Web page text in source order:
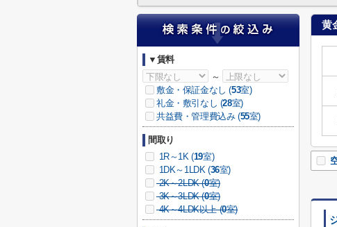
黄
▼賃料
～
敷金・保証金なし (53室)
礼金・敷引なし (28室)
共益費・管理費込み (55室)
間取り
1R～1K (19室)
1DK～1LDK (36室)
2K～2LDK (0室)
3K～3LDK (0室)
4K～4LDK以上 (0室)